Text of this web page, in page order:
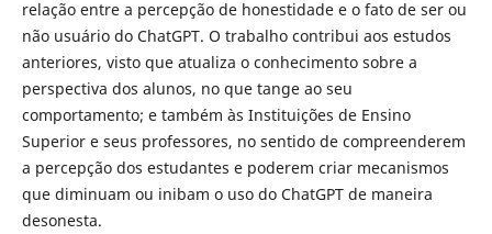
relação entre a percepção de honestidade e o fato de ser ou
não usuário do ChatGPT. O trabalho contribui aos estudos
anteriores, visto que atualiza o conhecimento sobre a
perspectiva dos alunos, no que tange ao seu
comportamento; e também às Instituições de Ensino
Superior e seus professores, no sentido de compreenderem
a percepção dos estudantes e poderem criar mecanismos
que diminuam ou inibam o uso do ChatGPT de maneira
desonesta.